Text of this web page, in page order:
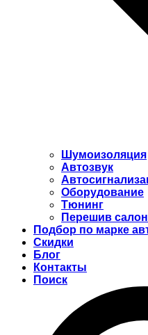
Шумоизоляция
Автозвук
Оборудование
Тюнинг
Перешив
Подбор по марке
Скидки
Блог
Контакты
Поиск